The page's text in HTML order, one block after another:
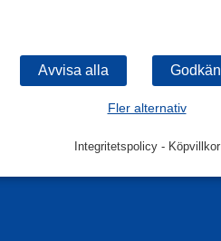
Fler alternativ
Integritetspolicy- Köpvillkor